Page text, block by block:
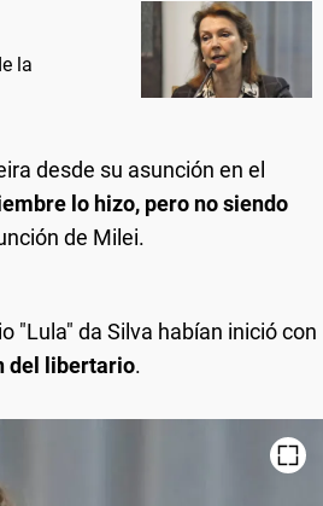
la
desde su asunción en el
lo hizo, pero no siendo
de Milei.
"Lula" da Silva habían inició con
del libertario.